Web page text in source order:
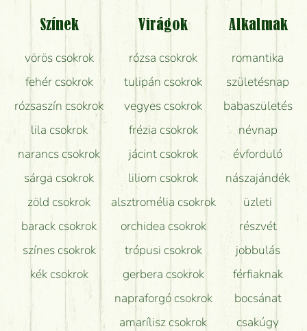
Tényleg azt kapom, ami a képen van?
Mit kell tudni a virágcsokrok szállításáról?
Hogy marad a lehető legtovább friss a csokor?
Tudok adventi koszorút vásárolni boltban?
Színek
vörös csokrok
fehér csokrok
rózsaszín csokrok
lila csokrok
narancs csokrok
sárga csokrok
zöld csokrok
barack csokrok
színes csokrok
kék csokrok
Virágok
rózsa csokrok
tulipán csokrok
vegyes csokrok
frézia csokrok
jácint csokrok
liliom csokrok
alsztromélia csokrok
orchidea csokrok
trópusi csokrok
gerbera csokrok
napraforgó csokrok
amarílisz csokrok
Alkalmak
romantika
születésnap
babaszületés
névnap
évforduló
nászajándék
üzleti
részvét
jobbulás
férfiaknak
bocsánat
csakúgy